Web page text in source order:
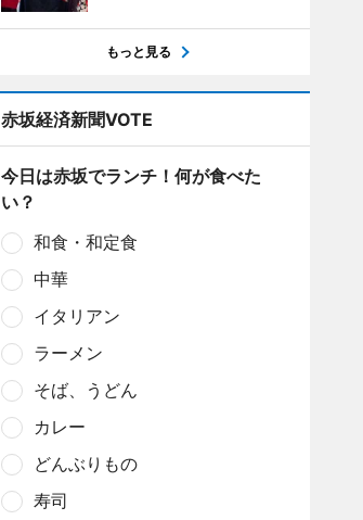
もっと見る
赤坂経済新聞VOTE
今日は赤坂でランチ！何が食べた
い？
和食・和定食
中華
イタリアン
ラーメン
そば、うどん
カレー
どんぶりもの
寿司